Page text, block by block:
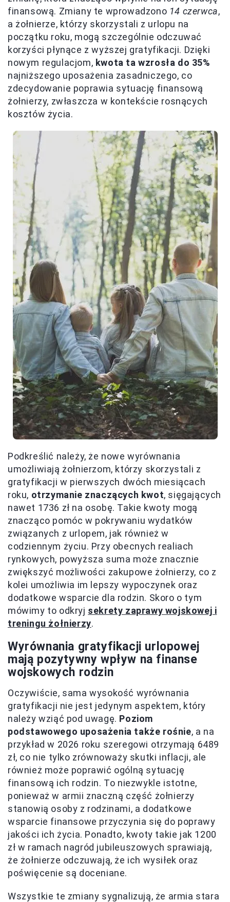
finansową. Zmiany te wprowadzono 14 czerwca,
a żołnierze, którzy skorzystali z urlopu na
początku roku, mogą szczególnie odczuwać
korzyści płynące z wyższej gratyfikacji. Dzięki
nowym regulacjom, kwota ta wzrosła do 35%
najniższego uposażenia zasadniczego, co
zdecydowanie poprawia sytuację finansową
żołnierzy, zwłaszcza w kontekście rosnących
kosztów życia.
Podkreślić należy, że nowe wyrównania
umożliwiają żołnierzom, którzy skorzystali z
gratyfikacji w pierwszych dwóch miesiącach
roku, otrzymanie znaczących kwot, sięgających
nawet 1736 zł na osobę. Takie kwoty mogą
znacząco pomóc w pokrywaniu wydatków
związanych z urlopem, jak również w
codziennym życiu. Przy obecnych realiach
rynkowych, powyższa suma może znacznie
zwiększyć możliwości zakupowe żołnierzy, co z
kolei umożliwia im lepszy wypoczynek oraz
dodatkowe wsparcie dla rodzin. Skoro o tym
mówimy to odkryj sekrety zaprawy wojskowej i
treningu żołnierzy.
Wyrównania gratyfikacji urlopowej
mają pozytywny wpływ na finanse
wojskowych rodzin
Oczywiście, sama wysokość wyrównania
gratyfikacji nie jest jedynym aspektem, który
należy wziąć pod uwagę. Poziom
podstawowego uposażenia także rośnie, a na
przykład w 2026 roku szeregowi otrzymają 6489
zł, co nie tylko zrównoważy skutki inflacji, ale
również może poprawić ogólną sytuację
finansową ich rodzin. To niezwykle istotne,
ponieważ w armii znaczną część żołnierzy
stanowią osoby z rodzinami, a dodatkowe
wsparcie finansowe przyczynia się do poprawy
jakości ich życia. Ponadto, kwoty takie jak 1200
zł w ramach nagród jubileuszowych sprawiają,
że żołnierze odczuwają, że ich wysiłek oraz
poświęcenie są doceniane.
Wszystkie te zmiany sygnalizują, że armia stara